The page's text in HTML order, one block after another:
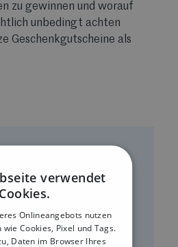
zu gewinnen und worauf
unbedingt achten
Geschenkgutscheine als
verwendet
Cookies.
Onlineangebots nutzen
Cookies, Pixel und Tags.
Daten im Browser Ihres